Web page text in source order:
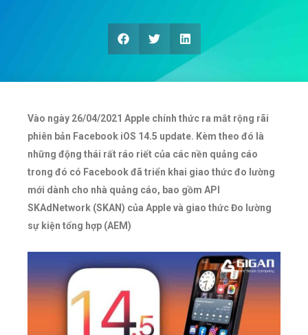
Vào ngày 26/04/2021 Apple chính thức ra mắt rộng rãi
phiên bản Facebook iOS 14.5 update. Kèm theo đó là
những động thái rất ráo riết của các nền quảng cáo
trong đó có Facebook đã triển khai giao thức đo lường
mới dành cho nhà quảng cáo, bao gồm API
SKAdNetwork (SKAN) của Apple và giao thức Đo lường
sự kiện tổng hợp (AEM)